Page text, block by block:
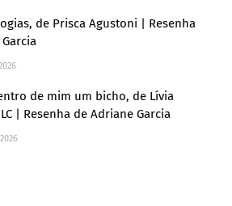
de Prisca Agustoni | Resenha
de mim um bicho, de Lívia
| Resenha de Adriane Garcia